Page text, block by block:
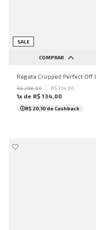
SALE
COMPRAR
PP P M G
R$268,00 R$ 134 00
1x de R$ 134,00
R$ 20,10 de Cashback